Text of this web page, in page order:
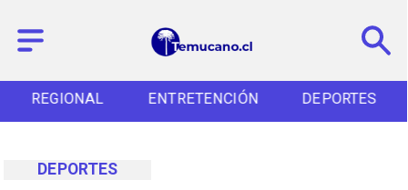
REGIONAL ENTRETENCIÓN DEPORTES
DEPORTES